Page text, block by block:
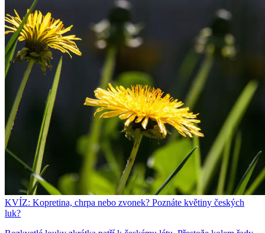
KVÍZ: Kopretina, chrpa nebo zvonek? Poznáte květiny českých
luk?